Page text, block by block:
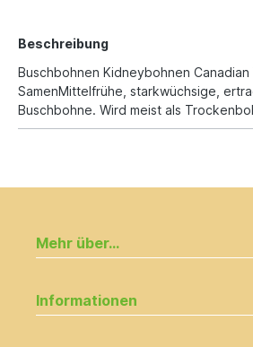
Beschreibung
Buschbohnen Kidneybohnen Canadian
SamenMittelfrühe, starkwüchsige,
Buschbohne. Wird meist als
Mehr über...
Informationen